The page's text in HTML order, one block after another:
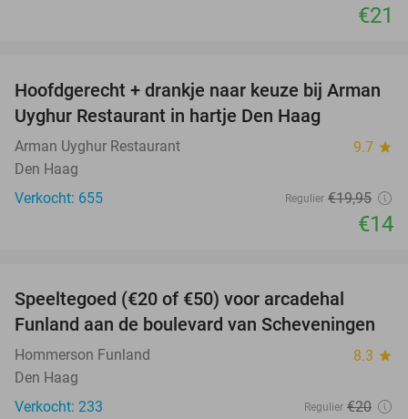
€21
30%
Hoofdgerecht + drankje naar keuze bij Arman
Uyghur Restaurant in hartje Den Haag
Arman Uyghur Restaurant 9.7 star
Den Haag
Verkocht: 655
Regulier €19,95
€14
Speeltegoed (€20 of €50) voor arcadehal
Funland aan de boulevard van Scheveningen
Hommerson Funland 8.3 star
Den Haag
Verkocht: 233
Regulier €20